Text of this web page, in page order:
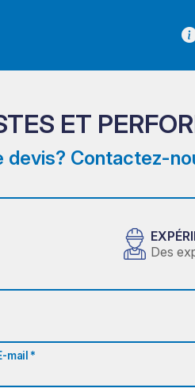
ET
devis? Contactez-
Des
mail *